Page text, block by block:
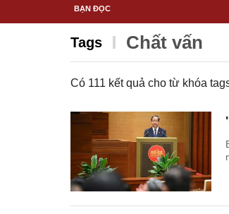
BẠN ĐỌC
Tags Chất vấn
Có 111 kết quả cho từ khóa